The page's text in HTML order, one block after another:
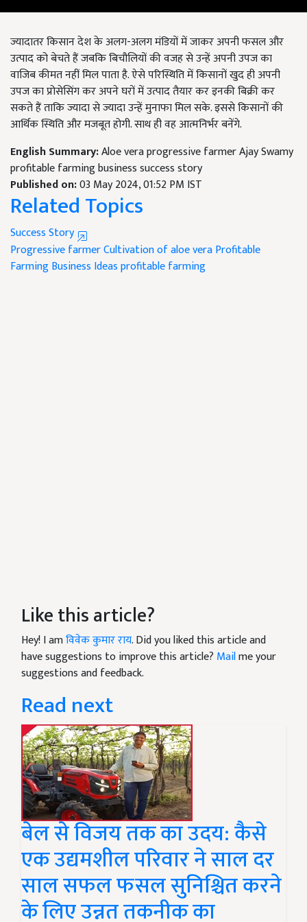
ज्यादातर किसान देश के अलग-अलग मंडियों में जाकर अपनी फसल और
उत्पाद को बेचते हैं जबकि बिचौलियों की वजह से उन्हें अपनी उपज का
वाजिब कीमत नहीं मिल पाता है. ऐसे परिस्थिति में किसानों खुद ही अपनी
उपज का प्रोसेसिंग कर अपने घरों में उत्पाद तैयार कर इनकी बिक्री कर
सकते हैं ताकि ज्यादा से ज्यादा उन्हें मुनाफा मिल सके. इससे किसानों की
आर्थिक स्थिति और मजबूत होगी. साथ ही वह आत्मनिर्भर बनेंगे.
English Summary:Aloe vera progressive farmer Ajay Swamy
profitable farming business success story
Published on:03 May 2024, 01:52 PM IST
Related Topics
Success Story
Progressive farmerCultivation of aloe veraProfitable
Farming Business Ideasprofitable farming
Like this article?
Hey! I amविवेक कुमार राय. Did you liked this article and
have suggestions to improve this article? Mailme your
suggestions and feedback.
Read next
बेल से विजय तक का उदय: कैसे
एक उद्यमशील परिवार ने साल दर
साल सफल फसल सुनिश्चित करने
के लिए उन्नत तकनीक का